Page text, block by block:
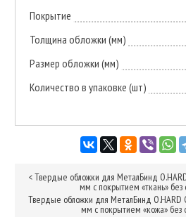
Покрытие
Толщина обложки (мм)
Размер обложки (мм)
Количество в упаковке (шт)
<Твердые обложки для МеталБинд
мм с покрытием «ткань» без
Твердые обложки для МеталБинд O.HARD
мм с покрытием «кожа» без